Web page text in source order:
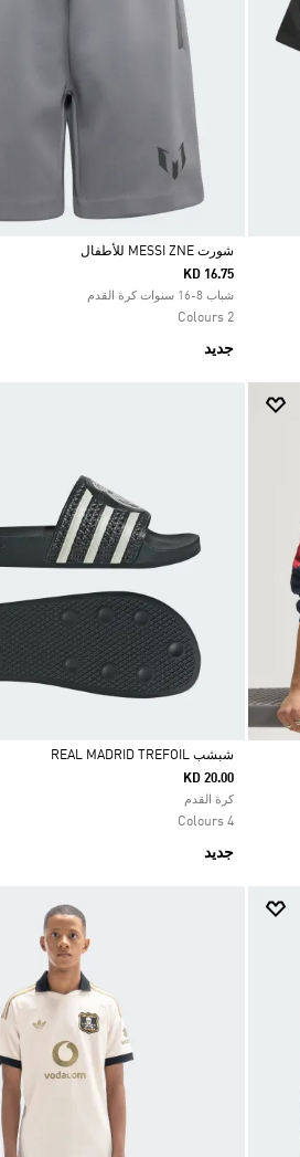
Selected
شورت MESSI ZNE للأطفال
KD 16.75
شباب 8-16 سنوات كرة القدم
2 Colours
جديد
Selected
شبشب REAL MADRID TREFOIL
KD 20.00
كرة القدم
4 Colours
جديد